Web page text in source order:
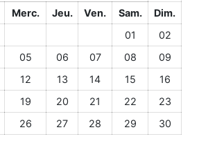
Merc. Jeu. Ven. Sam. Dim.
01 02
05 06 07 08 09
12 13 14 15 16
19 20 21 22 23
26 27 28 29 30